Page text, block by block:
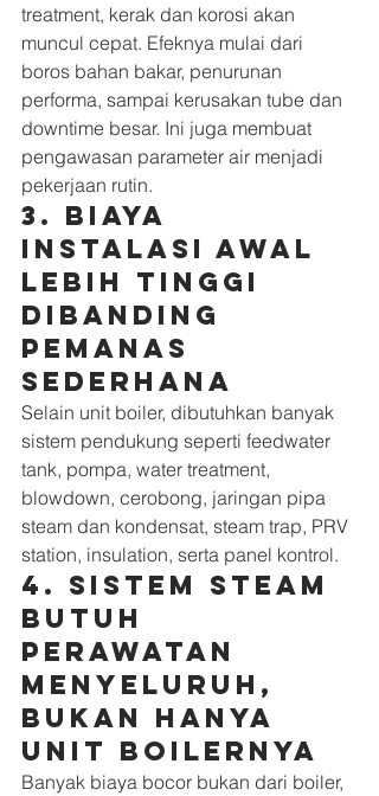
treatment, kerak dan korosi akan
muncul cepat. Efeknya mulai dari
boros bahan bakar, penurunan
performa, sampai kerusakan tube dan
downtime besar. Ini juga membuat
pengawasan parameter air menjadi
pekerjaan rutin.
3. Biaya
instalasi awal
lebih tinggi
dibanding
pemanas
sederhana
Selain unit boiler, dibutuhkan banyak
sistem pendukung seperti feedwater
tank, pompa, water treatment,
blowdown, cerobong, jaringan pipa
steam dan kondensat, steam trap, PRV
station, insulation, serta panel kontrol.
4. Sistem steam
butuh
perawatan
menyeluruh,
bukan hanya
unit boilernya
Banyak biaya bocor bukan dari boiler,